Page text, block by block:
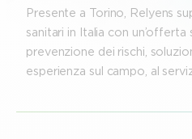
Presente a Torino, Relyens
sanitari in Italia con un’offerta
prevenzione dei rischi,
esperienza sul campo, al